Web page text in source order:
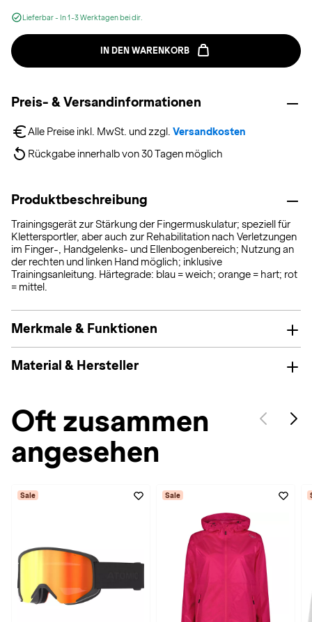
Lieferbar - In 1-3 Werktagen bei dir.
IN DEN WARENKORB
Preis- & Versandinformationen
Alle Preise inkl. MwSt. und zzgl. Versandkosten
Rückgabe innerhalb von 30 Tagen möglich
Produktbeschreibung
Trainingsgerät zur Stärkung der Fingermuskulatur; speziell für
Klettersportler, aber auch zur Rehabilitation nach Verletzungen
im Finger-, Handgelenks- und Ellenbogenbereich; Nutzung an
der rechten und linken Hand möglich; inklusive
Trainingsanleitung. Härtegrade: blau = weich; orange = hart; rot
= mittel.
Merkmale & Funktionen
Material & Hersteller
Oft zusammen
angesehen
Sale Sale